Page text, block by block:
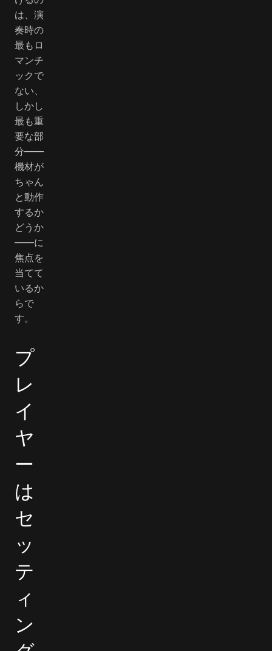
は、演
奏時の
最もロ
マンチ
ックで
ない、
しかし
最も重
要な部
分――
機材が
ちゃん
と動作
するか
どうか
――に
焦点を
当てて
いるか
らで
す。
プ
レ
イ
ヤ
ー
は
セ
ッ
テ
ィ
ン